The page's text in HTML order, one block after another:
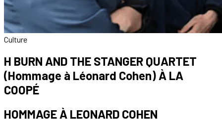
Culture
H BURN AND THE STANGER QUARTET
(Hommage à Léonard Cohen) À LA
COOPÉ
HOMMAGE À LEONARD COHEN